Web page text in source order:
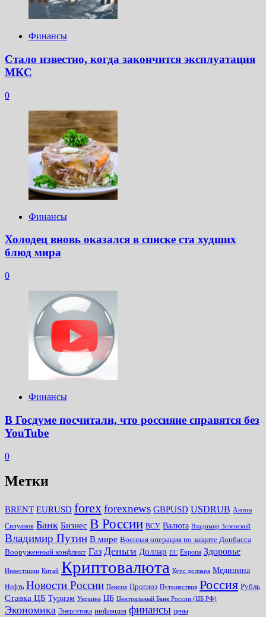
Финансы
Стало известно, когда закончится эксплуатация
МКС
0
Финансы
Холодец вновь оказался в списке ста худших
блюд мира
0
Финансы
В Госдуме посчитали, что россияне справятся без
YouTube
0
Метки
BRENT EURUSD forexforexnews GBPUSD USDRUB Антон
Силуанов Банк Бизнес В России ВСУ Валюта Владимир Зеленский
Владимир Путин В мире Военная операция по защите Донбасса
Вооруженный конфликт Газ Деньги Доллар ЕС Европа Здоровье
Инвестиции Китай Криптовалюта Курс доллара Медицина
Нефть Новости России Пенсия Прогноз Путешествия Россия Рубль
Ставка ЦБ Туризм Украина ЦБ Центральный Банк России (ЦБ РФ)
Экономика Энергетика инфляция финансы цены